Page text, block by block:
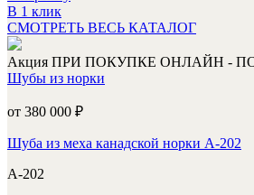
В 1 клик
СМОТРЕТЬ ВЕСЬ КАТАЛОГ
Акция ПРИ ПОКУПКЕ ОНЛАЙН -
Шубы из норки
от 380 000 ₽
Шуба из меха канадской норки А-202
А-202